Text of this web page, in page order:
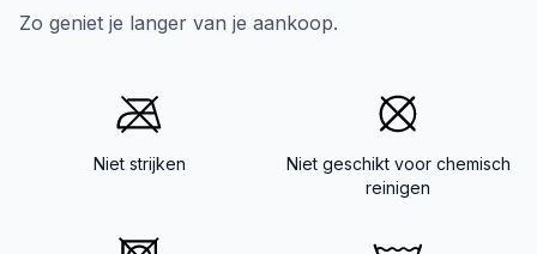
Zo geniet je langer van je aankoop.
Niet strijken
Niet geschikt voor chemisch
reinigen